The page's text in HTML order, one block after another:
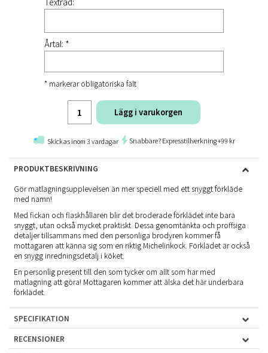
Årtal: *
* markerar obligatoriska fält
Lägg i varukorgen
Skickas inom 3 vardagar Snabbare? Expresstillverkning +99 kr
PRODUKTBESKRIVNING
Gör matlagningsupplevelsen än mer speciell med ett snyggt förkläde
med namn!
Med fickan och flaskhållaren blir det broderade förklädet inte bara
snyggt, utan också mycket praktiskt. Dessa genomtänkta och proffsiga
detaljer tillsammans med den personliga brodyren kommer få
mottagaren att känna sig som en riktig Michelinkock. Förklädet är också
en snygg inredningsdetalj i köket.
En personlig present till den som tycker om allt som har med
matlagning att göra! Mottagaren kommer att älska det här underbara
förklädet.
SPECIFIKATION
RECENSIONER